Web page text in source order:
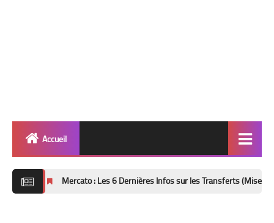
Accueil
Mercato : Les 6 Dernières Infos sur les Transferts (Mise à Jour 8 Août